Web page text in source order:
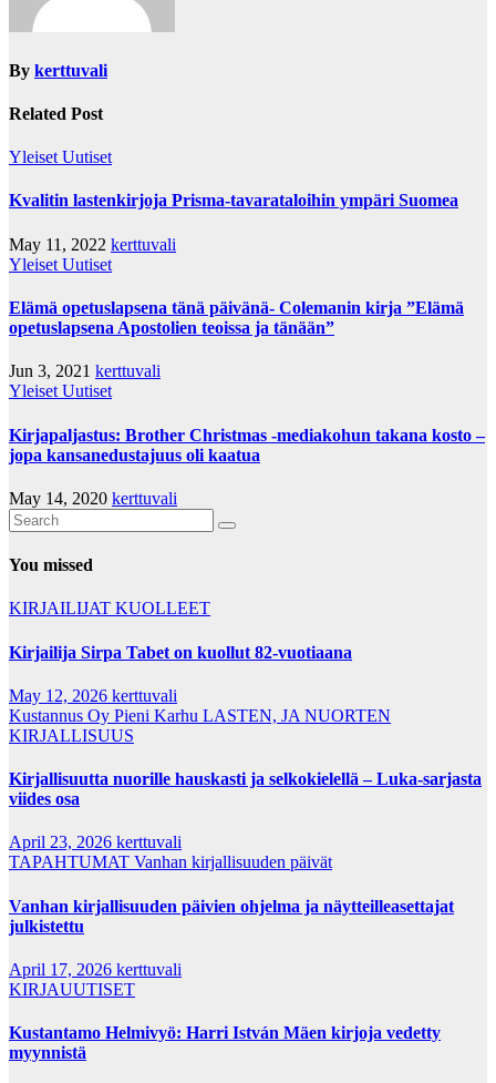
By kerttuvali
Related Post
Yleiset Uutiset
Kvalitin lastenkirjoja Prisma-tavarataloihin ympäri Suomea
May 11, 2022 kerttuvali
Yleiset Uutiset
Elämä opetuslapsena tänä päivänä- Colemanin kirja ”Elämä
opetuslapsena Apostolien teoissa ja tänään”
Jun 3, 2021 kerttuvali
Yleiset Uutiset
Kirjapaljastus: Brother Christmas -mediakohun takana kosto –
jopa kansanedustajuus oli kaatua
May 14, 2020 kerttuvali
You missed
KIRJAILIJAT KUOLLEET
Kirjailija Sirpa Tabet on kuollut 82-vuotiaana
May 12, 2026 kerttuvali
Kustannus Oy Pieni Karhu LASTEN, JA NUORTEN
KIRJALLISUUS
Kirjallisuutta nuorille hauskasti ja selkokielellä – Luka-sarjasta
viides osa
April 23, 2026 kerttuvali
TAPAHTUMAT Vanhan kirjallisuuden päivät
Vanhan kirjallisuuden päivien ohjelma ja näytteilleasettajat
julkistettu
April 17, 2026 kerttuvali
KIRJAUUTISET
Kustantamo Helmivyö: Harri István Mäen kirjoja vedetty
myynnistä